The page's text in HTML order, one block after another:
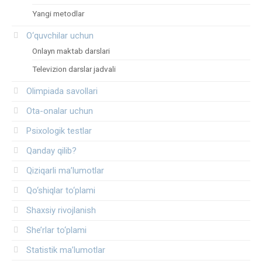
Yangi metodlar
O‘quvchilar uchun
Onlayn maktab darslari
Televizion darslar jadvali
Olimpiada savollari
Ota-onalar uchun
Psixologik testlar
Qanday qilib?
Qiziqarli ma’lumotlar
Qo‘shiqlar to‘plami
Shaxsiy rivojlanish
She’rlar to‘plami
Statistik ma’lumotlar